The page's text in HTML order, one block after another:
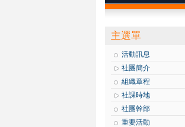
主選單
活動訊息
社團簡介
組織章程
社課時地
社團幹部
重要活動